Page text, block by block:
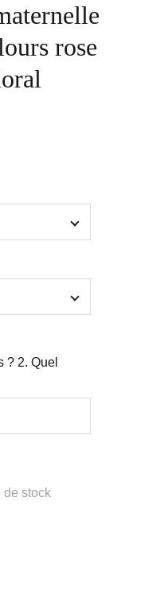
rose
? 2. Quel
de stock